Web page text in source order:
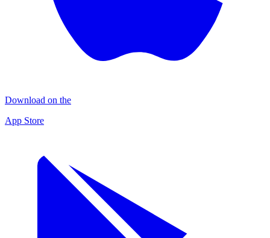
Download on the
App Store